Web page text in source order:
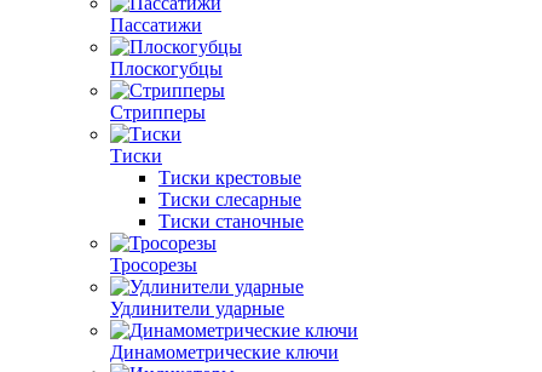
Пассатижи
Плоскогубцы
Стрипперы
Тиски
Тиски крестовые
Тиски слесарные
Тиски станочные
Тросорезы
Удлинители ударные
Динамометрические ключи